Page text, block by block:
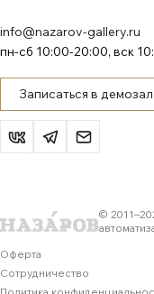
info@nazarov-gallery.ru
пн-сб 10:00-20:00, вск
Записаться в демозал
© 2011–
Оферта
Сотрудничество